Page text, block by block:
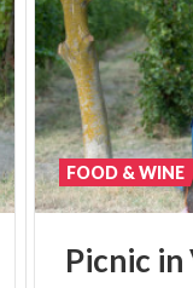
Picnic in
FOOD & WINE